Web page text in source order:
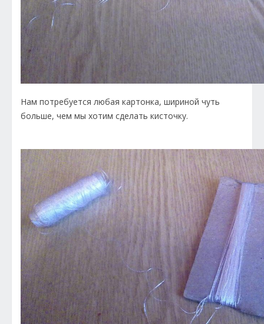
Нам потребуется любая картонка, шириной чуть
больше, чем мы хотим сделать кисточку.